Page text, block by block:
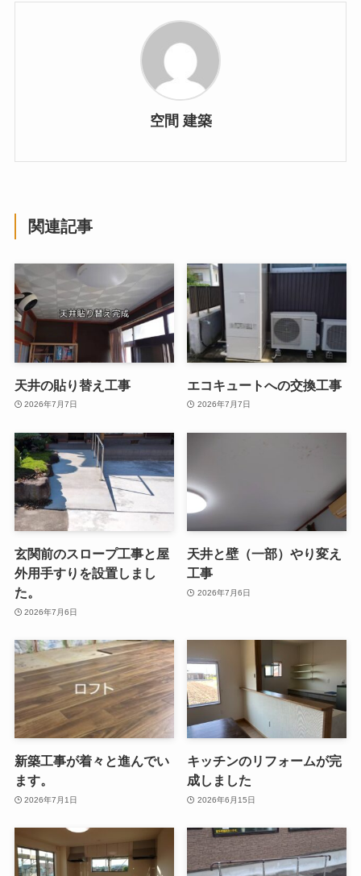
空間 建築
関連記事
天井の貼り替え工事
2026年7月7日
エコキュートへの交換工事
2026年7月7日
玄関前のスロープ工事と屋
外用手すりを設置しまし
た。
2026年7月6日
天井と壁（一部）やり変え
工事
2026年7月6日
新築工事が着々と進んでい
ます。
2026年7月1日
キッチンのリフォームが完
成しました
2026年6月15日